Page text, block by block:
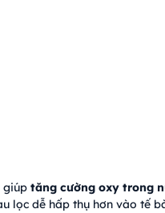
giúp tăng cường oxy trong
lọc dễ hấp thụ hơn vào tế